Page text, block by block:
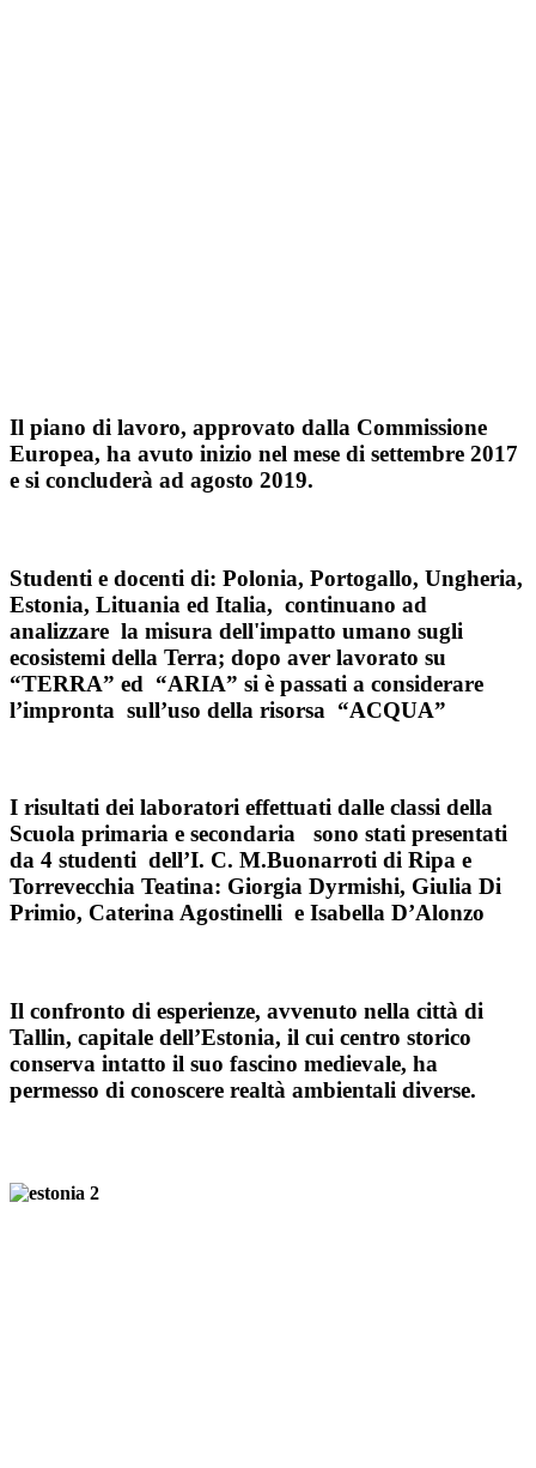
Il piano di lavoro, approvato dalla Commissione
Europea, ha avuto inizio nel mese di settembre 2017
e si concluderà ad agosto 2019.
Studenti e docenti di: Polonia, Portogallo, Ungheria,
Estonia, Lituania ed Italia, continuano ad
analizzare la misura dell'impatto umano sugli
ecosistemi della Terra; dopo aver lavorato su
“TERRA” ed “ARIA” si è passati a considerare
l’impronta sull’uso della risorsa “ACQUA”
I risultati dei laboratori effettuati dalle classi della
Scuola primaria e secondaria sono stati presentati
da 4 studenti dell’I. C. M.Buonarroti di Ripa e
Torrevecchia Teatina: Giorgia Dyrmishi, Giulia Di
Primio, Caterina Agostinelli e Isabella D’Alonzo
Il confronto di esperienze, avvenuto nella città di
Tallin, capitale dell’Estonia, il cui centro storico
conserva intatto il suo fascino medievale, ha
permesso di conoscere realtà ambientali diverse.